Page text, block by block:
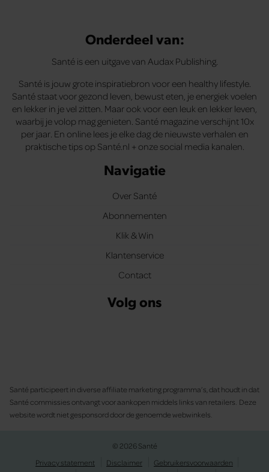
Onderdeel van:
Santé is een uitgave van Audax Publishing.
Santé is jouw grote inspiratiebron voor een healthy lifestyle.
Santé staat voor gezond leven, bewust eten, je energiek voelen
en lekker in je vel zitten. Maar ook voor een leuk en lekker leven,
waarbij je volop mag genieten. Santé magazine verschijnt 10x
per jaar. En online lees je elke dag de nieuwste verhalen en
praktische tips op Santé.nl + onze social media kanalen.
Navigatie
Over Santé
Abonnementen
Klik & Win
Klantenservice
Contact
Volg ons
Santé participeert in diverse affiliate marketing programma’s, dat houdt in dat
Santé commissies ontvangt voor aankopen middels links van retailers. Deze
website wordt niet gesponsord door de genoemde webwinkels.
© 2026 Santé
Privacy statement
Disclaimer
Gebruikersvoorwaarden